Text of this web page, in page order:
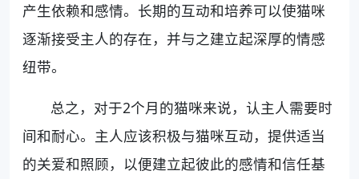
产生依赖和感情。长期的互动和培养可以使猫咪
逐渐接受主人的存在，并与之建立起深厚的情感
纽带。
总之，对于2个月的猫咪来说，认主人需要时
间和耐心。主人应该积极与猫咪互动，提供适当
的关爱和照顾，以便建立起彼此的感情和信任基